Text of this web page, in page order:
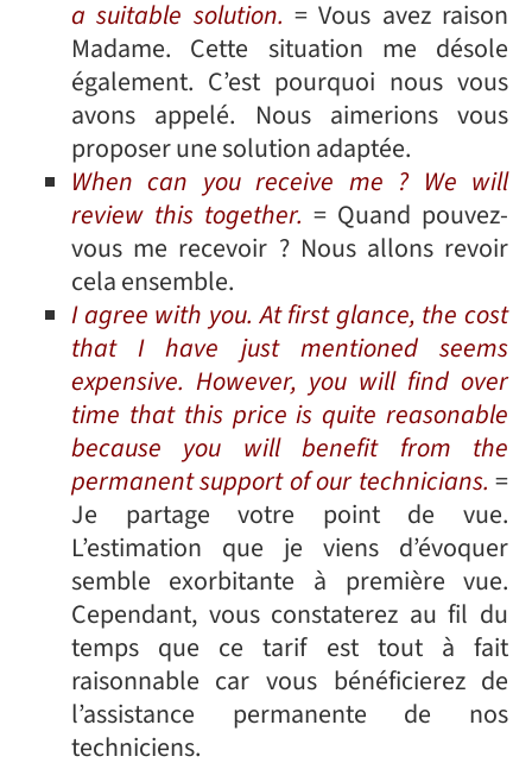
a suitable solution. = Vous avez raison
Madame. Cette situation me désole
également. C’est pourquoi nous vous
avons appelé. Nous aimerions vous
proposer une solution adaptée.
When can you receive me ? We will
review this together. = Quand pouvez-
vous me recevoir ? Nous allons revoir
cela ensemble.
I agree with you. At first glance, the cost
that I have just mentioned seems
expensive. However, you will find over
time that this price is quite reasonable
because you will benefit from the
permanent support of our technicians. =
Je partage votre point de vue.
L’estimation que je viens d’évoquer
semble exorbitante à première vue.
Cependant, vous constaterez au fil du
temps que ce tarif est tout à fait
raisonnable car vous bénéficierez de
l’assistance permanente de nos
techniciens.